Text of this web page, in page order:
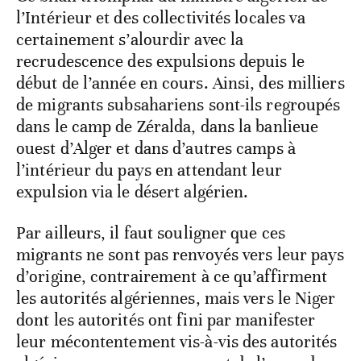
l’Intérieur et des collectivités locales va
certainement s’alourdir avec la
recrudescence des expulsions depuis le
début de l’année en cours. Ainsi, des milliers
de migrants subsahariens sont-ils regroupés
dans le camp de Zéralda, dans la banlieue
ouest d’Alger et dans d’autres camps à
l’intérieur du pays en attendant leur
expulsion via le désert algérien.
Par ailleurs, il faut souligner que ces
migrants ne sont pas renvoyés vers leur pays
d’origine, contrairement à ce qu’affirment
les autorités algériennes, mais vers le Niger
dont les autorités ont fini par manifester
leur mécontentement vis-à-vis des autorités